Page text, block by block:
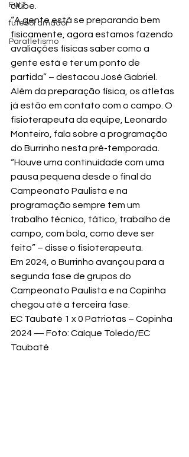
Fut7
futebol amador
Paratletismo
clube.
“A gente está se preparando bem
fisicamente, agora estamos fazendo
avaliações físicas saber como a
gente está e ter um ponto de
partida” – destacou José Gabriel.
Além da preparação física, os atletas
já estão em contato com o campo. O
fisioterapeuta da equipe, Leonardo
Monteiro, fala sobre a programação
do Burrinho nesta pré-temporada.
“Houve uma continuidade com uma
pausa pequena desde o final do
Campeonato Paulista e na
programação sempre tem um
trabalho técnico, tático, trabalho de
campo, com bola, como deve ser
feito” – disse o fisioterapeuta.
Em 2024, o Burrinho avançou para a
segunda fase de grupos do
Campeonato Paulista e na Copinha
chegou até a terceira fase.
EC Taubaté 1 x 0 Patriotas – Copinha
2024 — Foto: Caíque Toledo/EC
Taubaté